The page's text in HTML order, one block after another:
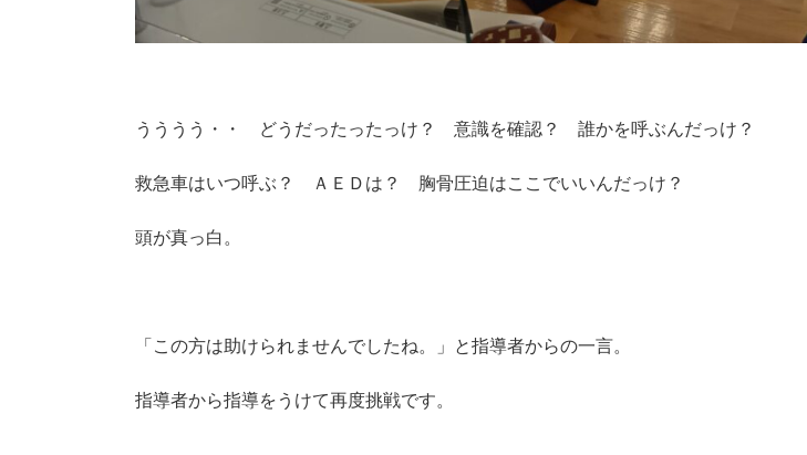
うううう・・ どうだったったっけ？ 意識を確認？ 誰かを呼ぶんだっけ？
救急車はいつ呼ぶ？ ＡＥＤは？ 胸骨圧迫はここでいいんだっけ？
頭が真っ白。
「この方は助けられませんでしたね。」と指導者からの一言。
指導者から指導をうけて再度挑戦です。